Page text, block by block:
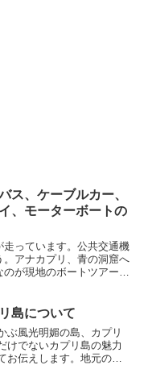
ス、ケーブルカー、
、モーターボートの
っています。公共交通機
アナカプリ、青の洞窟へ
が現地のボートツアー。
島について
ぶ風光明媚の島、カプリ
けでないカプリ島の魅力
お伝えします。地元の人